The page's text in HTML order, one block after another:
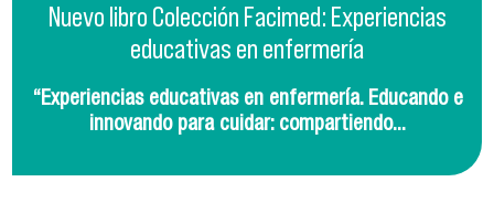
Nuevo libro Colección Facimed: Experiencias
educativas en enfermería
“Experiencias educativas en enfermería. Educando e
innovando para cuidar: compartiendo...